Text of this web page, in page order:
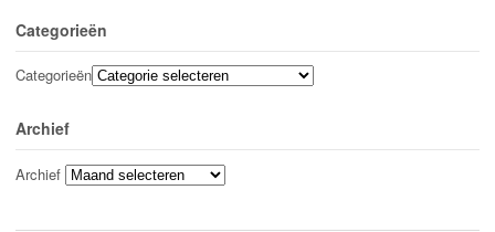
Categorieën
Categorieën
Archief
Archief